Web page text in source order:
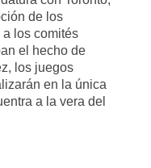
de los
los comités
el hecho de
los juegos
en la única
a la vera del